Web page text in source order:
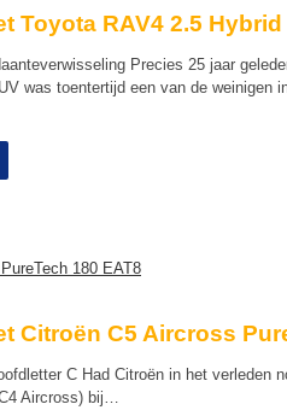
Toyota RAV4 2.5 Hybrid
Precies 25 jaar
was toentertijd een van de weinigen
Citroën C5 Aircross
C Had Citroën in het verleden
Aircross) bij…